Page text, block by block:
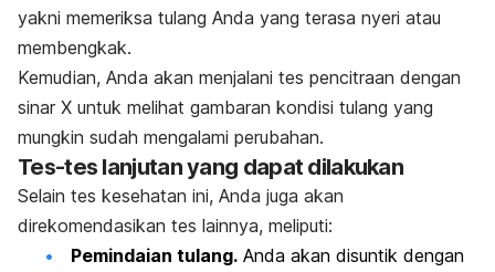
yakni memeriksa tulang Anda yang terasa nyeri atau
membengkak.
Kemudian, Anda akan menjalani tes pencitraan dengan
sinar X untuk melihat gambaran kondisi tulang yang
mungkin sudah mengalami perubahan.
Tes-tes lanjutan yang dapat dilakukan
Selain tes kesehatan ini, Anda juga akan
direkomendasikan tes lainnya, meliputi:
Pemindaian tulang. Anda akan disuntik dengan